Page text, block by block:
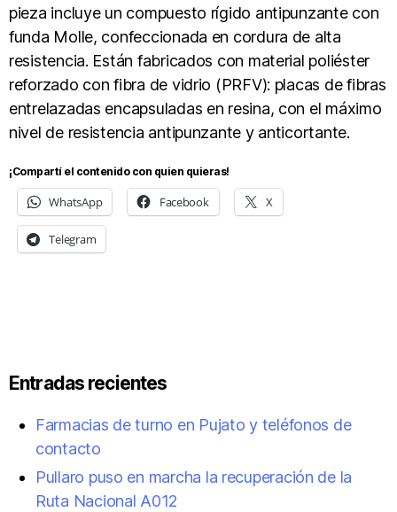
pieza incluye un compuesto rígido antipunzante con
funda Molle, confeccionada en cordura de alta
resistencia. Están fabricados con material poliéster
reforzado con fibra de vidrio (PRFV): placas de fibras
entrelazadas encapsuladas en resina, con el máximo
nivel de resistencia antipunzante y anticortante.
¡Compartí el contenido con quien quieras!
WhatsApp Facebook X
Telegram
Entradas recientes
Farmacias de turno en Pujato y teléfonos de
contacto
Pullaro puso en marcha la recuperación de la
Ruta Nacional A012